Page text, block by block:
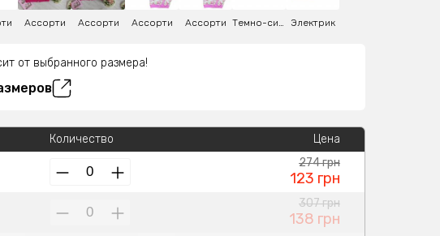
Ассорти Ассорти Ассорти Ассорти Темно-синий Электрик
от выбранного размера!
Количество
Цена
274 грн
123 грн
307 грн
138 грн